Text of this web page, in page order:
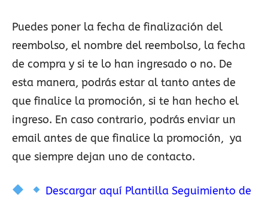
Puedes poner la fecha de finalización del
reembolso, el nombre del reembolso, la fecha
de compra y si te lo han ingresado o no. De
esta manera, podrás estar al tanto antes de
que finalice la promoción, si te han hecho el
ingreso. En caso contrario, podrás enviar un
email antes de que finalice la promoción, ya
que siempre dejan uno de contacto.
Descargar aquí Plantilla Seguimiento de